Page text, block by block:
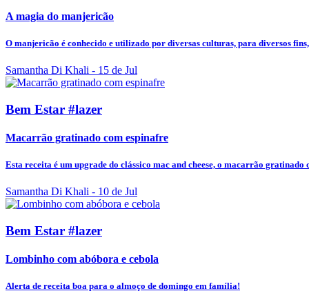
A magia do manjericão
O manjericão é conhecido e utilizado por diversas culturas, para diversos
Samantha Di Khali - 15 de Jul
Bem Estar #lazer
Macarrão gratinado com espinafre
Esta receita é um upgrade do clássico mac and cheese, o macarrão gratinado
Samantha Di Khali - 10 de Jul
Bem Estar #lazer
Lombinho com abóbora e cebola
Alerta de receita boa para o almoço de domingo em família!